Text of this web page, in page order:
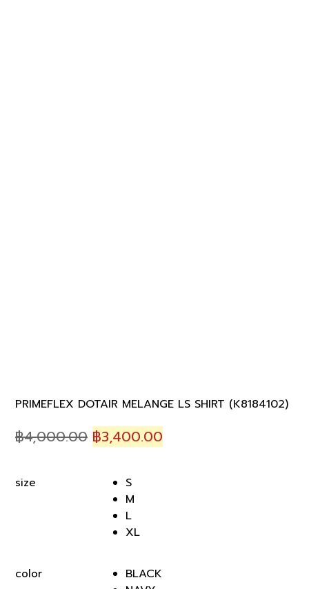
PRIMEFLEX DOTAIR MELANGE LS SHIRT (K8184102)
฿4,000.00 Original
was:
฿4,000.00.
฿3,400.00
size
S
M
L
XL
color
BLACK